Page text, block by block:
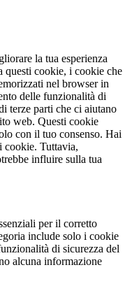
la tua esperienza
questi cookie, i cookie che
nel browser in
delle funzionalità di
terze parti che ci aiutano
web. Questi cookie
con il tuo consenso. Hai
cookie. Tuttavia,
influire sulla tua
per il corretto
include solo i cookie
di sicurezza del
alcuna informazione